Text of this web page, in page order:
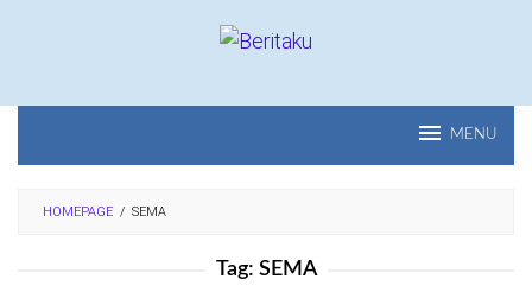
MENU
HOMEPAGE / SEMA
Tag: SEMA